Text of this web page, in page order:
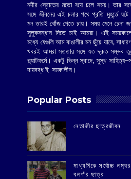
নদীর স্রোতের মতো বয়ে চলে সময়। তার
সঙ্গে জীবনের এই চলার পথে প্রতি মুহূর্তে ঘটে
মন তারই খোঁজ পেতে চায়। সময় মেনে চেনা
সুলুকসন্ধান দিতে চাই আমরা। এই সময়কালে
মধ্যে যেগুলি আম বাঙালীর মন ছুঁয়ে যাবে,
খবরই আমরা সততার সঙ্গে যত দ্রুত সম্ভব
প্ল্যাটফর্মে। একটু ভিন্ন স্বাদে, সুস্থ
দায়বদ্ধ ই–সমকালীন।
Popular Posts
‌নেতাজীর ছাত্রজীবন
মাধ্যমিকে সর্বোচ্চ
বনগাঁর ছাত্র